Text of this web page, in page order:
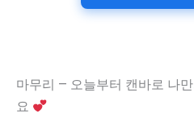
마무리 – 오늘부터 캔바로 나
요